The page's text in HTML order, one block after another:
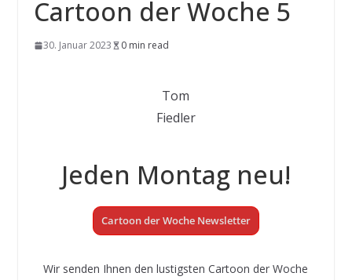
Cartoon der Woche 5
30. Januar 2023 0 min read
Tom
Fiedler
Jeden Montag neu!
Cartoon der Woche Newsletter
Wir senden Ihnen den lustigsten Cartoon der Woche